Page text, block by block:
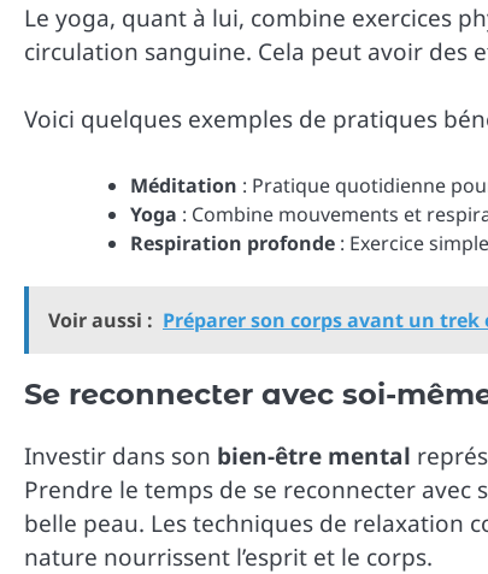
Le yoga, quant à lui, combine exercices
circulation sanguine. Cela peut avoir des
Voici quelques exemples de pratiques
Méditation : Pratique quotidienne
Yoga : Combine mouvements et
Respiration profonde : Exercice
Voir aussi : Préparer son corps avant un
Se reconnecter avec soi-
Investir dans son bien-être mental
Prendre le temps de se reconnecter avec
belle peau. Les techniques de relaxation
nature nourrissent l’esprit et le corps.